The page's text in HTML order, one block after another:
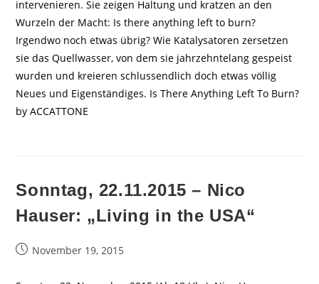
intervenieren. Sie zeigen Haltung und kratzen an den
Wurzeln der Macht: Is there anything left to burn?
Irgendwo noch etwas übrig? Wie Katalysatoren zersetzen
sie das Quellwasser, von dem sie jahrzehntelang gespeist
wurden und kreieren schlussendlich doch etwas völlig
Neues und Eigenständiges. Is There Anything Left To Burn?
by ACCATTONE
Sonntag, 22.11.2015 – Nico
Hauser: „Living in the USA“
BeitragNovember 19, 2015